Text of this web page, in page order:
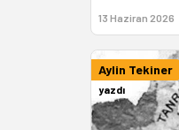
13 Haziran 2026
Aylin Tekiner
yazdı